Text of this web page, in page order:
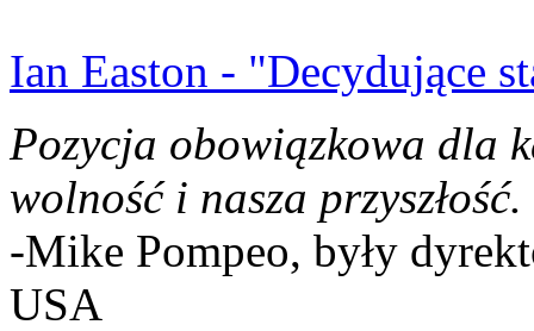
Ian Easton - "Decydujące
Pozycja obowiązkowa dla
wolność i nasza przyszłość.
-Mike Pompeo, były
USA